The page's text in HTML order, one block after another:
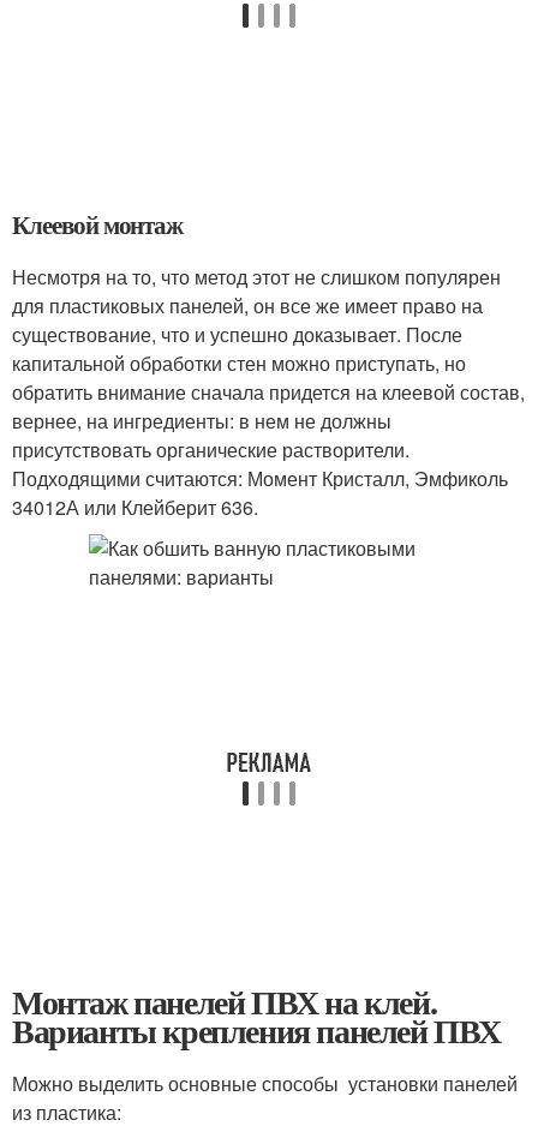
Клеевой монтаж
Несмотря на то, что метод этот не слишком популярен
для пластиковых панелей, он все же имеет право на
существование, что и успешно доказывает. После
капитальной обработки стен можно приступать, но
обратить внимание сначала придется на клеевой состав,
вернее, на ингредиенты: в нем не должны
присутствовать органические растворители.
Подходящими считаются: Момент Кристалл, Эмфиколь
34012А или Клейберит 636.
Монтаж панелей ПВХ на клей.
Варианты крепления панелей ПВХ
Можно выделить основные способы установки панелей
из пластика: